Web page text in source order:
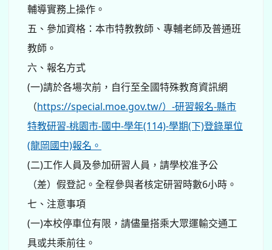
輔導實務上操作。
五、參加資格：本市特教教師、專輔老師及普通班
教師。
六、報名方式
(一)請於各場次前，自行至全國特殊教育資訊網
（https://special.moe.gov.tw/）-研習報名-縣市
特教研習-桃園市-國中-學年(114)-學期(下)登錄單位
(龍岡國中)報名。
(二)工作人員及參加研習人員，請學校准予公
（差）假登記。全程參與者核定研習時數6小時。
七、注意事項
(一)本校停車位有限，請儘量搭乘大眾運輸交通工
具或共乘前往。